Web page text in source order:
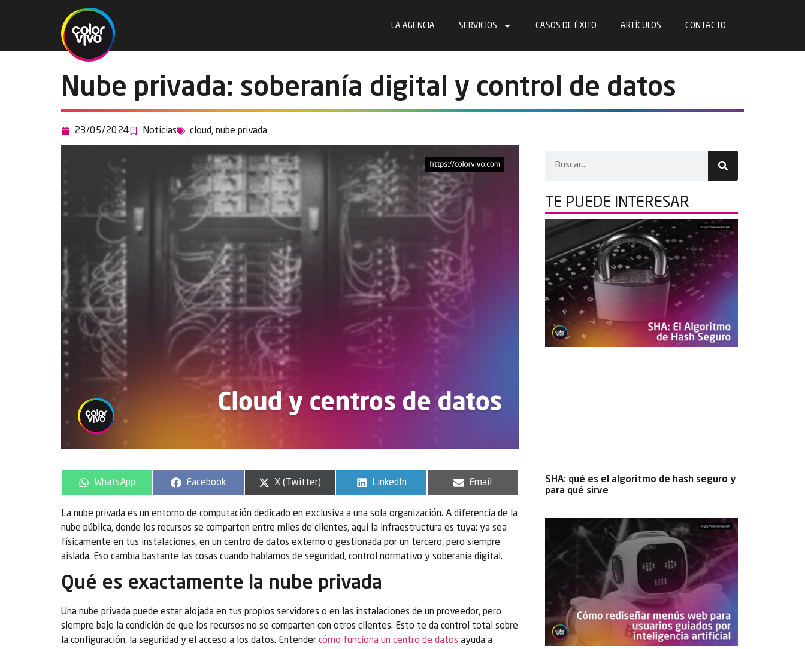
LA AGENCIA SERVICIOS CASOS DE ÉXITO ARTÍCULOS CONTACTO
Nube privada: soberanía digital y control de datos
23/05/2024 Noticias cloud, nube privada
WhatsApp Facebook X (Twitter) LinkedIn Email
La nube privada es un entorno de computación dedicado en exclusiva a una sola organización. A diferencia de la
nube pública, donde los recursos se comparten entre miles de clientes, aquí la infraestructura es tuya: ya sea
físicamente en tus instalaciones, en un centro de datos externo o gestionada por un tercero, pero siempre
aislada. Eso cambia bastante las cosas cuando hablamos de seguridad, control normativo y soberanía digital.
Qué es exactamente la nube privada
Una nube privada puede estar alojada en tus propios servidores o en las instalaciones de un proveedor, pero
siempre bajo la condición de que los recursos no se comparten con otros clientes. Esto te da control total sobre
la configuración, la seguridad y el acceso a los datos. Entender cómo funciona un centro de datos ayuda a
TE PUEDE INTERESAR
SHA: qué es el algoritmo de hash seguro y
para qué sirve